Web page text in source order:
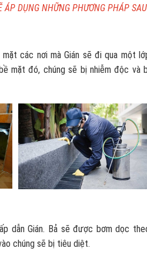
ÁP DỤNG NHỮNG PHƯƠNG PHÁP
các nơi mà Gián sẽ đi qua một
mặt đó, chúng sẽ bị nhiễm độc và
dẫn Gián. Bả sẽ được bơm dọc
chúng sẽ bị tiêu diệt.